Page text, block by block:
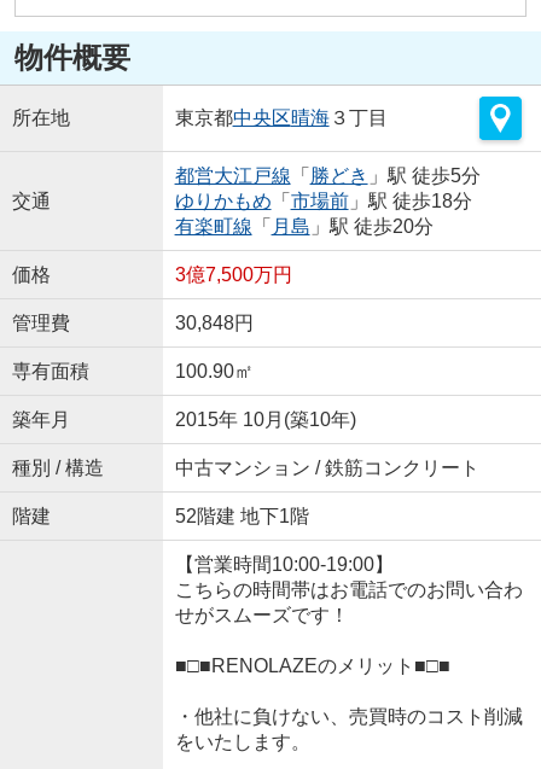
物件概要
所在地 東京都中央区晴海３丁目
交通
都営大江戸線 「 勝どき 」駅 徒歩5分
ゆりかもめ 「 市場前」駅 徒歩18分
有楽町線 「 月島 」駅 徒歩20分
価格 3億7,500万円
管理費 30,848円
専有面積 100.90㎡
築年月 2015年 10月(築10年)
種別 / 構造 中古マンション / 鉄筋コンクリート
階建 52階建 地下1階
【営業時間10:00-19:00】
こちらの時間帯はお電話でのお問い合わ
せがスムーズです！
■□■RENOLAZEのメリット■□■
・他社に負けない、売買時のコスト削減
をいたします。